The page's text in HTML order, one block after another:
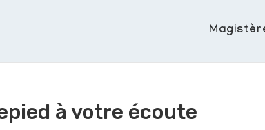
à votre écoute